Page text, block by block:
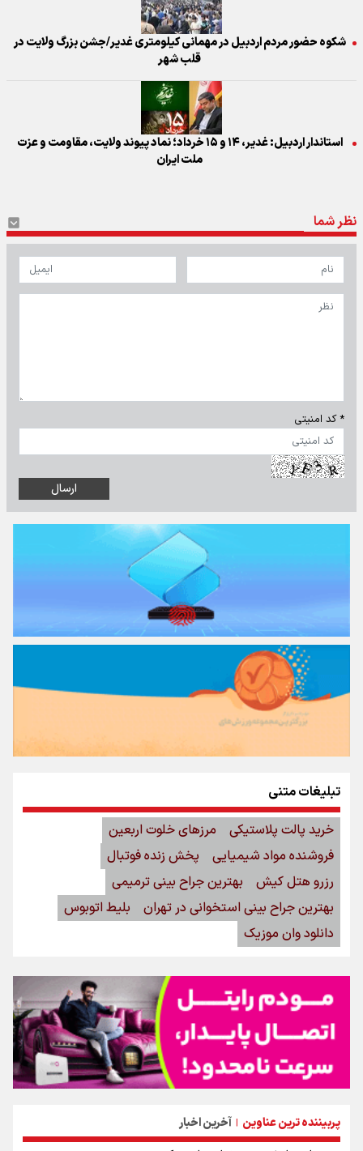
شکوه حضور مردم اردبیل در مهمانی کیلومتری غدیر/جشن بزرگ ولایت در
قلب شهر
استاندار اردبیل: غدیر، ۱۴ و ۱۵ خرداد؛ نماد پیوند ولایت، مقاومت و عزت
ملت ایران
نظر شما
* کد امنیتی
پربیننده ترین عناوین | آخرین اخبار
تبلیغات متنی
خرید پالت پلاستیکی
مرزهای خلوت اربعین
فروشنده مواد شیمیایی
پخش زنده فوتبال
رزرو هتل کیش
بهترین جراح بینی ترمیمی
بهترین جراح بینی استخوانی در تهران
بلیط اتوبوس
دانلود وان موزیک